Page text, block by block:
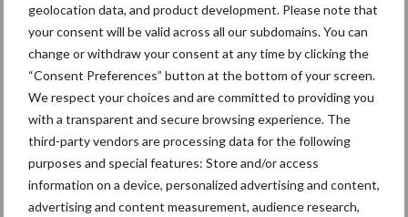
geolocation data, and product development. Please note that
your consent will be valid across all our subdomains. You can
change or withdraw your consent at any time by clicking the
“Consent Preferences” button at the bottom of your screen.
We respect your choices and are committed to providing you
with a transparent and secure browsing experience. The
third-party vendors are processing data for the following
purposes and special features: Store and/or access
information on a device, personalized advertising and content,
advertising and content measurement, audience research,
Schrijf u in voor onze
nieuwsbrief
5 + 3 = *